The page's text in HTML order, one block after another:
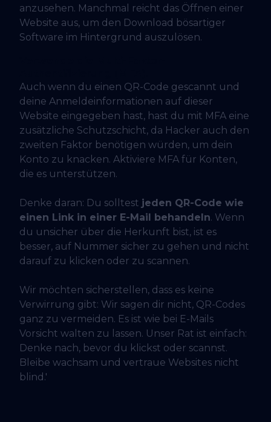
anzusehen. Manchmal reicht das Öffnen einer
Website aus, um den Download bösartiger
Software im Hintergrund auszulösen.
Auch wenn du einen QR-Code gescannt und
deine Anmeldeinformationen auf dieser
Website eingegeben hast, hast du mit MFA eine
zusätzliche Schutzschicht, da Hacker auch den
zweiten Faktor benötigen würden, um dein
Konto zu knacken. Aktiviere MFA für Konten,
die es unterstützen.
Denke daran: Du solltest jeden QR-Code wie
einen Link in einer E-Mail behandeln. Wenn
du unsicher über die Herkunft bist, ist es
besser, auf Nummer sicher zu gehen und nicht
darauf zu klicken oder zu scannen.
Wir möchten sicherstellen, dass es keine
Verwirrung gibt: Wir sagen dir nicht, QR-Codes
ganz zu vermeiden. Es ist wie bei E-Mails
Vorsicht walten zu lassen. Unser Rat ist einfach:
Denke nach, bevor du klickst oder scannst.
Bleibe wachsam und vertraue Websites nicht
blind.'